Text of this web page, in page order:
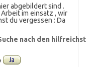
abgebildert sind .
im einsatz , wir
du vergessen : Da
nach den